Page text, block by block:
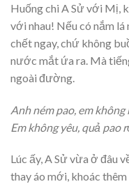
Huống chi A Sử với Mị,
với nhau! Nếu có nắm lá
chết ngay, chứ không
nước mắt ứa ra. Mà
ngoài đường.
Anh ném pao, em không
Em không yêu, quả pao
Lúc ấy, A Sử vừa ở đâu
thay áo mới, khoác